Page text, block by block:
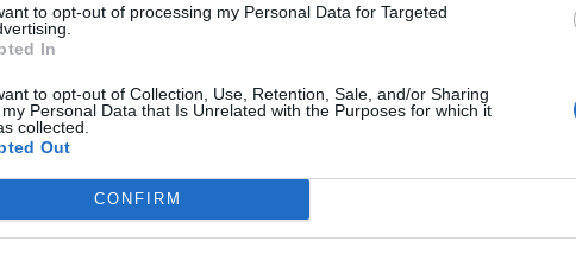
to opt-out of processing my Personal Data for Targeted
In
to opt-out of Collection, Use, Retention, Sale, and/or Sharing
Personal Data that Is Unrelated with the Purposes for which it
collected.
Out
CONFIRM
Transformación,
Valencia
es uncentro de psicoterapia valenciano
que
de conductas adictivas, tanto tóxicas o a